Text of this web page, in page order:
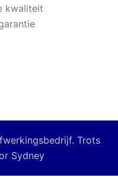
kwaliteit
Trots
Sydney